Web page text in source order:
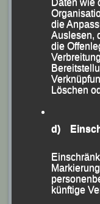
Erwachsenen
auf Oberhaus
donnerstags
Gemeinschaft sei
Sommerbiathlon
ab“, so Torsten
Im Anschluss
Rother und
angefertigten
Im Zirkuszelt des
die
Auslesen,
die
Löschen
d)
künftige